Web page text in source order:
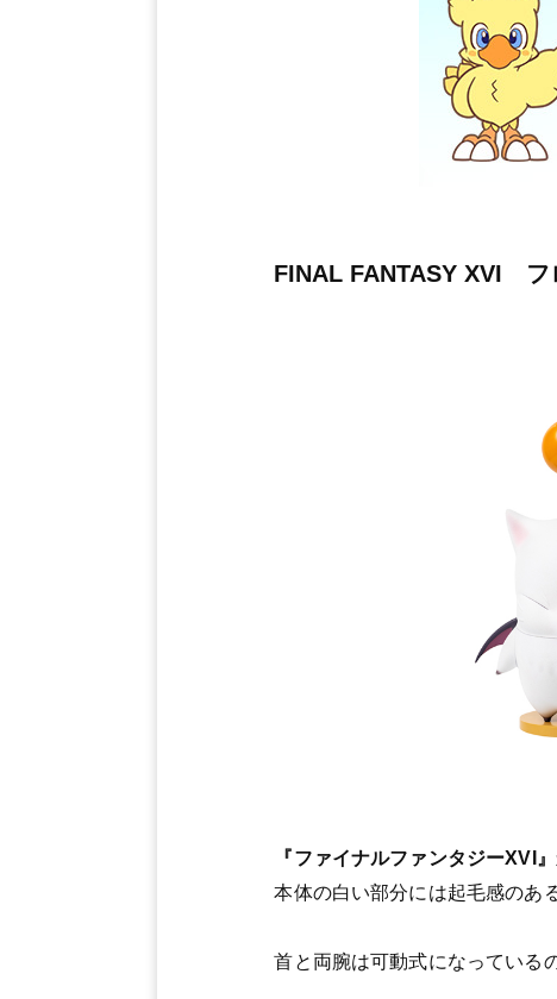
FINAL FANTASY XVI フ
『ファイナルファンタジーXVI
本体の白い部分には起毛感のあ
首と両腕は可動式になっている